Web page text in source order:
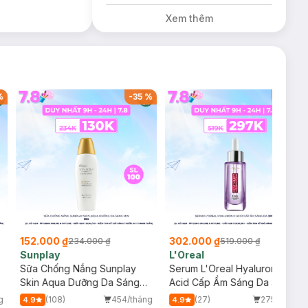
Milaganics Giảm
Mụn, Mờ Vết
Xem thêm
-35%
152.000 ₫234.000 ₫
Sunplay
Sữa Chống Nắng Sunplay
Skin Aqua Dưỡng Da Sáng
Mịn 55g
4.9 (108)
454/tháng
302.000 ₫519.000 ₫
L'Oreal
Serum L'Oreal Hyaluronic
Acid Cấp Ẩm Sáng Da 30ml
4.9 (27)
275/tháng